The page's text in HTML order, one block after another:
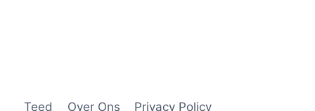
Teed Over Ons Privacy Policy